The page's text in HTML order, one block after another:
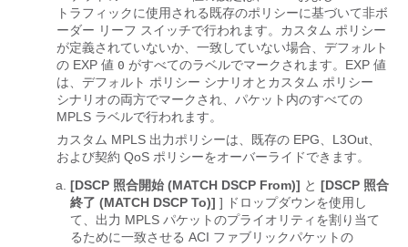
トラフィックに使用される既存のポリシーに基づいて非ボ
ーダー リーフ スイッチで行われます。カスタム ポリシー
が定義されていないか、一致していない場合、デフォルト
の EXP 値 0 がすべてのラベルでマークされます。EXP 値
は、デフォルト ポリシー シナリオとカスタム ポリシー
シナリオの両方でマークされ、パケット内のすべての
MPLS ラベルで行われます。
カスタム MPLS 出力ポリシーは、既存の EPG、L3Out、
および契約 QoS ポリシーをオーバーライドできます。
[DSCP 照合開始 (MATCH DSCP From)] と [DSCP 照合
終了 (MATCH DSCP To)] ] ドロップダウンを使用し
て、出力 MPLS パケットのプライオリティを割り当て
るために一致させる ACI ファブリックパケットの